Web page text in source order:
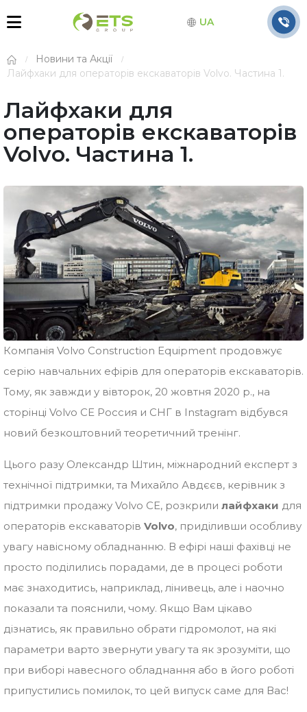
UA
Новини та Акції
Лайфхаки для операторів екскаваторів Volvo. Частина 1.
Лайфхаки для
операторів екскаваторів
Volvo. Частина 1.
Компанія Volvo Construction Equipment продовжує
серію навчальних ефірів для операторів екскаваторів.
Тому, як завжди у вівторок, 20 жовтня 2020 р., на
сторінці Volvo CE Россия и СНГ в Instagram відбувся
новий безкоштовний теоретичний тренінг.
Цього разу Олександр Штин, міжнародний експерт з
технічної підтримки, та Михайло Авдєєв, керівник з
підтримки продажу Volvo CE, розкрили лайфхаки для
операторів екскаваторів Volvo, приділивши особливу
увагу навісному обладнанню. В ефірі наші фахівці не
просто поділились порадами, де в процесі роботи
має знаходитись, наприклад, лінивець, але і наочно
показали та пояснили, чому. Якщо Вам цікаво
дізнатись, як правильно обрати гідромолот, на які
параметри варто звернути увагу та як зрозуміти, що
при виборі навесного обладнання або в його роботі
припустились помилок, то цей випуск саме для Вас!